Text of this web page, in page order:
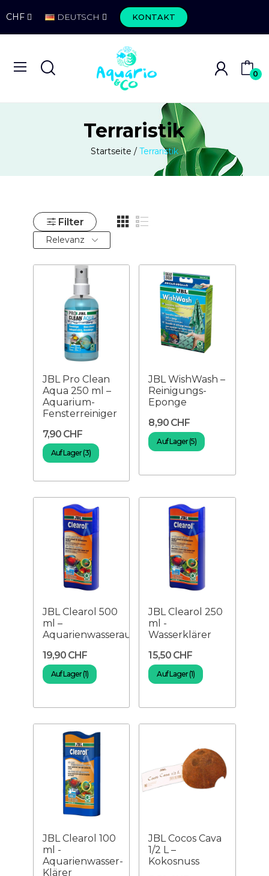
CHF DEUTSCH KONTAKT
0
Terraristik
Startseite Terraristik
Filter
Relevanz
JBL Pro Clean
Aqua 250 ml –
Aquarium-
Fensterreiniger
7,90 CHF
Auf Lager (3)
JBL WishWash –
Reinigungs-
Eponge
8,90 CHF
Auf Lager (5)
JBL Clearol 500
ml –
Aquarienwasseraufheller
19,90 CHF
Auf Lager (1)
JBL Clearol 250
ml -
Wasserklärer
15,50 CHF
Auf Lager (1)
JBL Clearol 100
ml -
Aquarienwasser-
Klärer
JBL Cocos Cava
1/2 L –
Kokosnuss